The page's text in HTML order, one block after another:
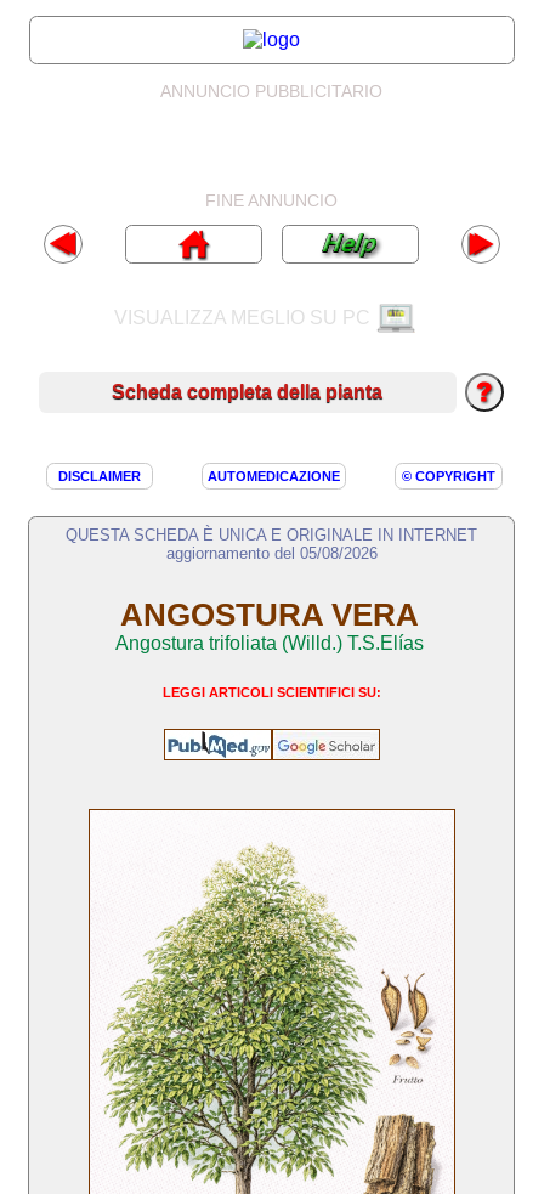
ANNUNCIO PUBBLICITARIO
FINE ANNUNCIO
VISUALIZZA MEGLIO SU PC
Scheda completa della pianta
DISCLAIMER AUTOMEDICAZIONE © COPYRIGHT
QUESTA SCHEDA È UNICA E ORIGINALE IN INTERNET
aggiornamento del 05/08/2026
ANGOSTURA VERA
Angostura trifoliata (Willd.) T.S.Elías
LEGGI ARTICOLI SCIENTIFICI SU: